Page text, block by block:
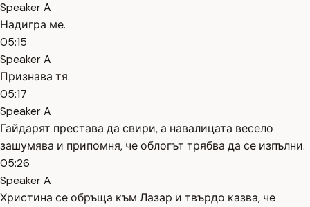
Speaker A
Надигра ме.
05:15
Speaker A
Признава тя.
05:17
Speaker A
Гайдарят престава да свири, а навалицата весело
зашумява и припомня, че облогът трябва да се изпълни.
05:26
Speaker A
Христина се обръща към Лазар и твърдо казва, че